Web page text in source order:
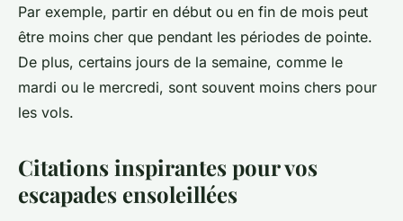
Par exemple, partir en début ou en fin de mois peut
être moins cher que pendant les périodes de pointe.
De plus, certains jours de la semaine, comme le
mardi ou le mercredi, sont souvent moins chers pour
les vols.
Citations inspirantes pour vos
escapades ensoleillées